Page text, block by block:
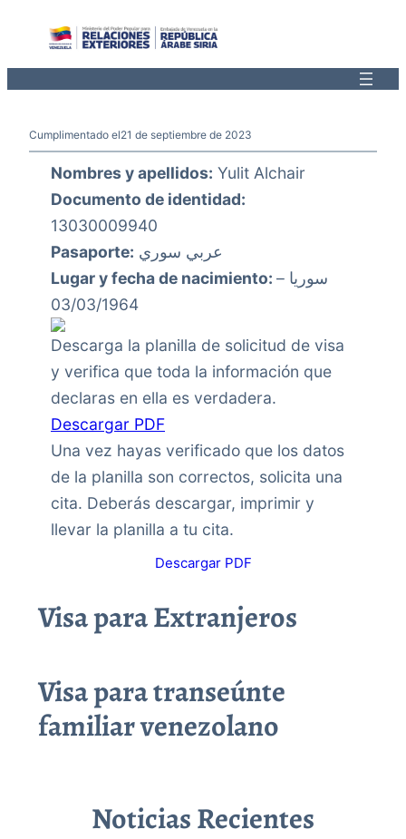
Cumplimentado el21 de septiembre de 2023
Nombres y apellidos: Yulit Alchair
Documento de identidad:
13030009940
Pasaporte: عربي سوري
Lugar y fecha de nacimiento: سوريا –
03/03/1964
Descarga la planilla de solicitud de visa
y verifica que toda la información que
declaras en ella es verdadera.
Descargar PDF
Una vez hayas verificado que los datos
de la planilla son correctos, solicita una
cita. Deberás descargar, imprimir y
llevar la planilla a tu cita.
Descargar PDF
Visa para Extranjeros
Visa para transeúnte
familiar venezolano
Noticias Recientes